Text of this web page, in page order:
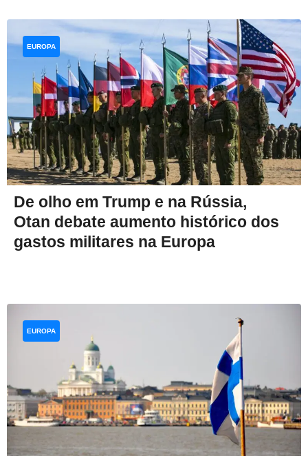
De olho em Trump e na Rússia,
Otan debate aumento histórico dos
gastos militares na Europa
EUROPA
EUROPA